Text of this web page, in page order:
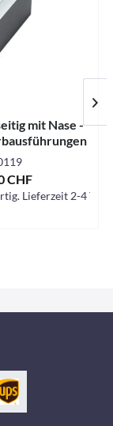
mit Nase -
CHF
Lieferzeit 2-4 Tage.